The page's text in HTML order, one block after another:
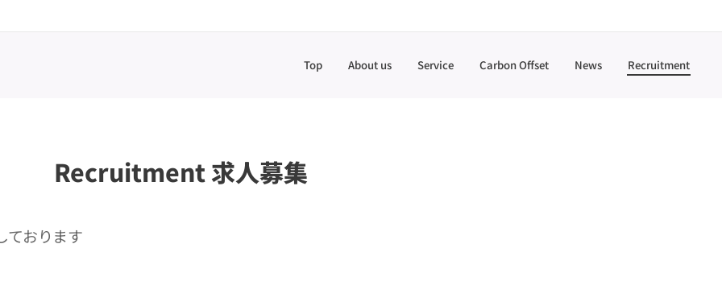
Top About us Service Carbon Offset News Recruitment
Recruitment 求人募集
ております